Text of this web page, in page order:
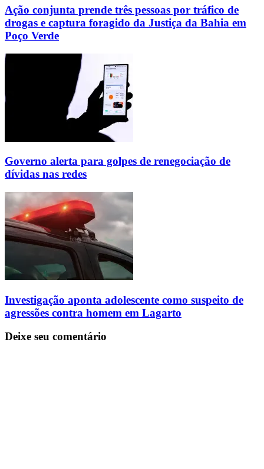
Ação conjunta prende três pessoas por tráfico de
drogas e captura foragido da Justiça da Bahia em
Poço Verde
Governo alerta para golpes de renegociação de
dívidas nas redes
Investigação aponta adolescente como suspeito de
agressões contra homem em Lagarto
Deixe seu comentário